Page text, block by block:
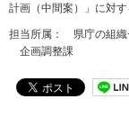
計画（中間案）」に対
担当所属： 県庁の組
企画調整課